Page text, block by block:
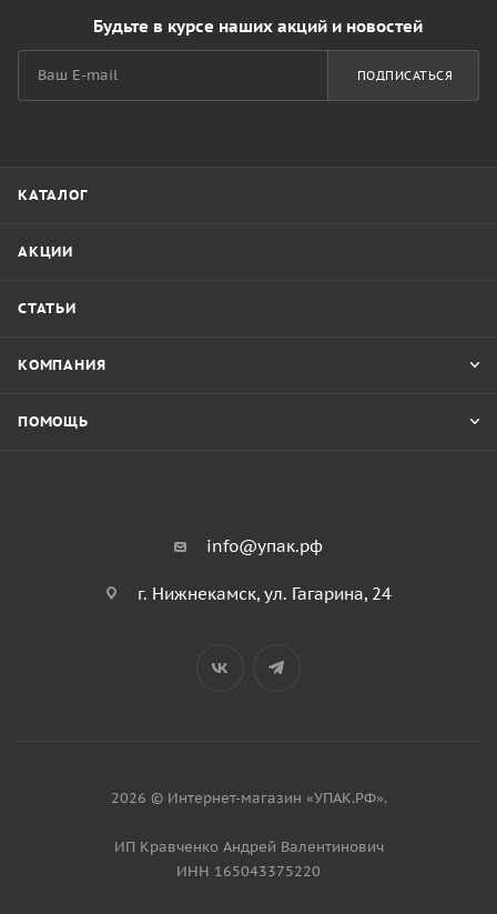
Будьте в курсе наших акций и новостей
ПОДПИСАТЬСЯ
КАТАЛОГ
АКЦИИ
СТАТЬИ
КОМПАНИЯ
ПОМОЩЬ
info@упак.рф
г. Нижнекамск, ул. Гагарина, 24
2026 © Интернет-магазин «УПАК.РФ».
ИП Кравченко Андрей Валентинович
ИНН 165043375220